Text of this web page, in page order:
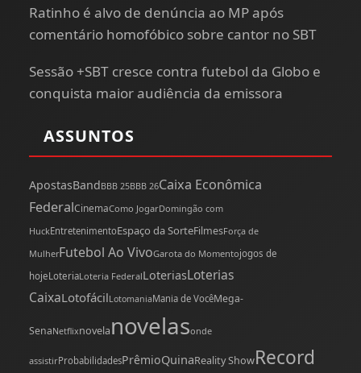
Ratinho é alvo de denúncia ao MP após
comentário homofóbico sobre cantor no SBT
Sessão +SBT cresce contra futebol da Globo e
conquista maior audiência da emissora
ASSUNTOS
ApostasBandBBB 25BBB 26Caixa Econômica
FederalCinemaComo JogarDomingão com
HuckEntretenimentoEspaço da SorteFilmesForça de
MulherFutebol Ao VivoGarota do Momentojogos de
hojeLoteriaLoteria FederalLoteriasLoterias
CaixaLotofácilLotomaniaMania de VocêMega-
SenaNetflixnovelanovelasonde
assistirProbabilidadesPrêmioQuinaReality ShowRecord